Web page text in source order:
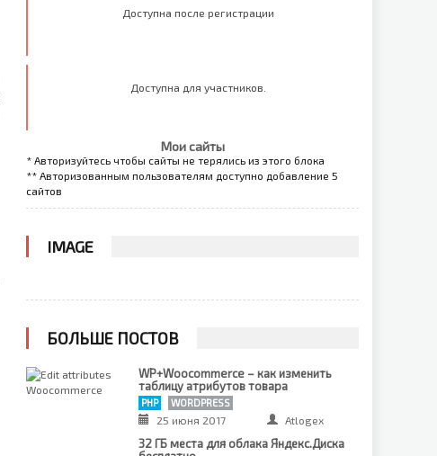
Доступна после регистрации
Доступна для участников.
Мои сайты
* Авторизуйтесь чтобы сайты не терялись из этого блока
** Авторизованным пользователям доступно добавление 5
сайтов
IMAGE
БОЛЬШЕ ПОСТОВ
WP+Woocommerce – как изменить
таблицу атрибутов товара
PHP WORDPRESS
25 июня 2017 Atlogex
32 ГБ места для облака Яндекс.Диска